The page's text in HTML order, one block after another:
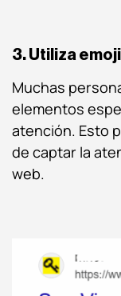
3. Utiliza
Muchas
elementos
atención. Esto
de captar la
web.